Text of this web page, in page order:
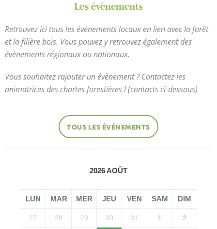
Les évènements
Retrouvez ici tous les évènements locaux en lien avec la forêt
et la filière bois. Vous pouvez y retrouvez également des
évènements régionaux ou nationaux.
Vous souhaitez rajouter un évènement ? Contactez les
animatrices des chartes forestières ! (contacts ci-dessous)
TOUS LES ÉVÈNEMENTS
2026 AOÛT
LUN MAR MER JEU VEN SAM DIM
27 28 29 30 31 1 2